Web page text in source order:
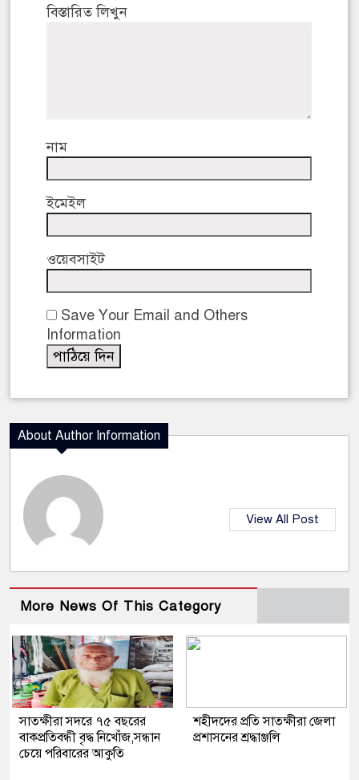
বিস্তারিত লিখুন
নাম
ইমেইল
ওয়েবসাইট
Save Your Email and Others
Information
About Author Information
View All Post
More News Of This Category
সাতক্ষীরা সদরে ৭৫ বছরের
বাকপ্রতিবন্ধী বৃদ্ধ নিখোঁজ,সন্ধান
চেয়ে পরিবারের আকুতি
শহীদদের প্রতি সাতক্ষীরা জেলা
প্রশাসনের শ্রদ্ধাঞ্জলি